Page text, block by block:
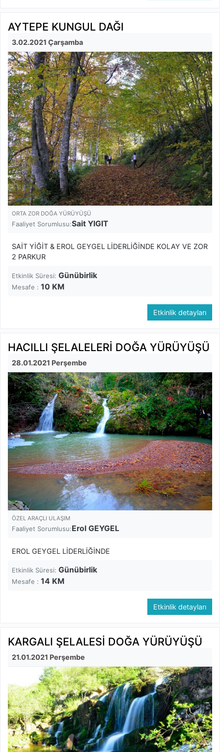
AYTEPE KUNGUL DAĞI
3.02.2021 Çarşamba
ORTA ZOR DOĞA YÜRÜYÜŞÜ
Faaliyet Sorumlusu:Sait YIGIT
SAİT YİĞİT & EROL GEYGEL LİDERLİĞİNDE KOLAY VE ZOR
2 PARKUR
Etkinlik Süresi: Günübirlik
Mesafe : 10 KM
Etkinlik detayları
HACILLI ŞELALELERİ DOĞA YÜRÜYÜŞÜ
28.01.2021 Perşembe
ÖZEL ARAÇLI ULAŞIM
Faaliyet Sorumlusu:Erol GEYGEL
EROL GEYGEL LİDERLİĞİNDE
Etkinlik Süresi: Günübirlik
Mesafe : 14 KM
Etkinlik detayları
KARGALI ŞELALESİ DOĞA YÜRÜYÜŞÜ
21.01.2021 Perşembe